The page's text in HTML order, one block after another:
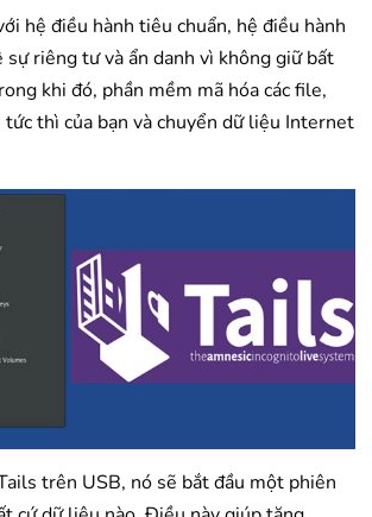
hệ điều hành tiêu chuẩn, hệ điều hành
sự riêng tư và ẩn danh vì không giữ bất
khi đó, phần mềm mã hóa các file,
thì của bạn và chuyển dữ liệu Internet
trên USB, nó sẽ bắt đầu một phiên